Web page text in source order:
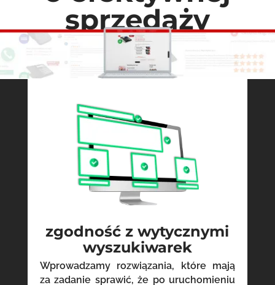
sprzedaży
zgodność z wytycznymi
wyszukiwarek
Wprowadzamy rozwiązania, które mają
za zadanie sprawić, że po uruchomieniu